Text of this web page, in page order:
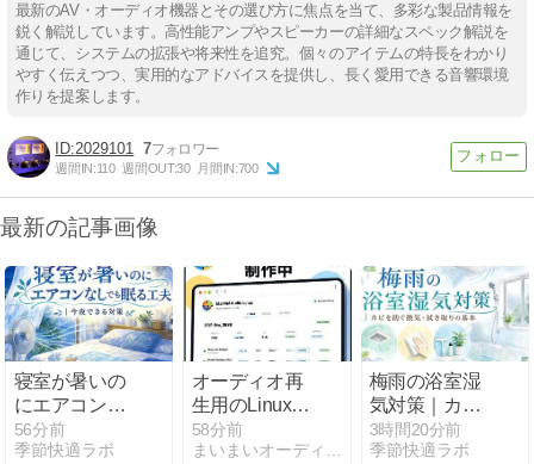
最新のAV・オーディオ機器とその選び方に焦点を当て、多彩な製品情報を
鋭く解説しています。高性能アンプやスピーカーの詳細なスペック解説を
通じて、システムの拡張や将来性を追究。個々のアイテムの特長をわかり
やすく伝えつつ、実用的なアドバイスを提供し、長く愛用できる音響環境
作りを提案します。
2029101 7
週間IN:110 週間OUT:30 月間IN:700
最新の記事画像
寝室が暑いの
にエアコンな
しでも眠る工
夫｜今夜でき
56分前
季節快適ラボ
オーディオ再
生用のLinuxを
本格的に作り
始めました
58分前
まいまいオーディオ Blog - オーディオ ＆ PCパーツ
梅雨の浴室湿
気対策｜カビ
を防ぐ換気・
拭き取りの基
3時間20分前
季節快適ラボ